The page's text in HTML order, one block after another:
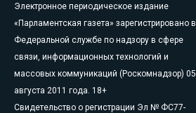
Электронное периодическое издание
«Парламентская газета» зарегистрировано в
Федеральной службе по надзору в сфере
связи, информационных технологий и
массовых коммуникаций (Роскомнадзор) 05
августа 2011 года. 18+
Свидетельство о регистрации Эл № ФС77-